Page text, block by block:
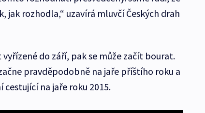
rozhodla,“ uzavírá mluvčí Českých drah
do září, pak se může začít bourat.
pravděpodobně na jaře příštího roku a
na jaře roku 2015.